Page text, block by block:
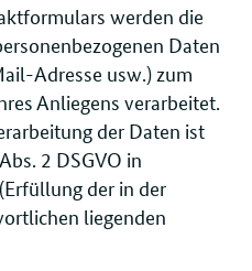
werden die
Daten
Adresse usw.) zum
Anliegens verarbeitet.
der Daten ist
2 DSGVO in
der in der
liegenden